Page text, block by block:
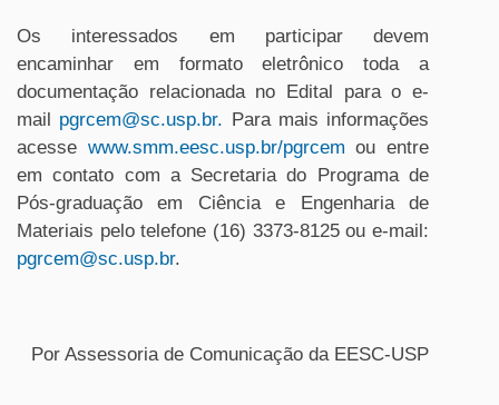
Os interessados em participar devem
encaminhar em formato eletrônico toda a
documentação relacionada no Edital para o e-
mail pgrcem@sc.usp.br. Para mais informações
acesse www.smm.eesc.usp.br/pgrcem ou entre
em contato com a Secretaria do Programa de
Pós-graduação em Ciência e Engenharia de
Materiais pelo telefone (16) 3373-8125 ou e-mail:
pgrcem@sc.usp.br.
Por Assessoria de Comunicação da EESC-USP